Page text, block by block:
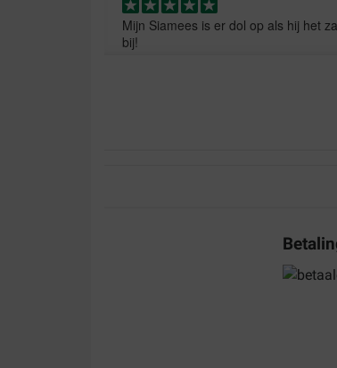
Mijn Siamees is er dol op als hij het
bij!
De producten zijn prima. Precies wat